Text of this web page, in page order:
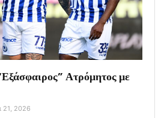
Ατρόμητος με
21, 2026